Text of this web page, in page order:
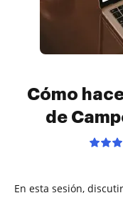
Cómo
de
En esta sesión,